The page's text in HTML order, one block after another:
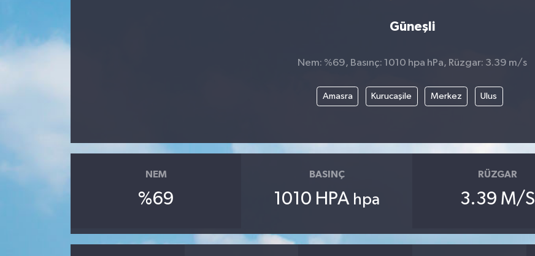
Güneşli
Nem: %69, Basınç: 1010 hpa hPa, Rüzgar: 3.39 m/s
Amasra Kurucaşile Merkez Ulus
NEM
%69
BASINÇ
1010 HPA hpa
RÜZGAR
3.39 M/S